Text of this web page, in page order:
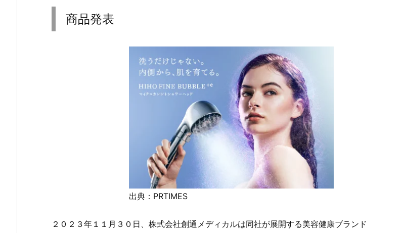
商品発表
出典：PRTIMES
２０２３年１１月３０日、株式会社創通メディカルは同社が展開する美容健康ブランド